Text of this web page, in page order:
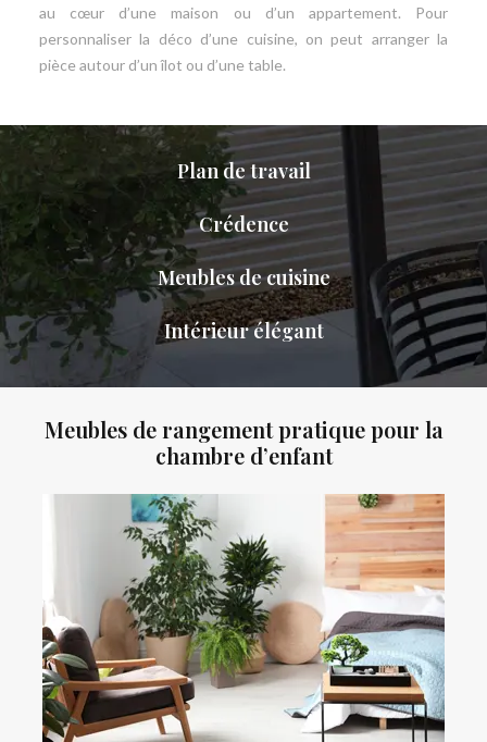
au cœur d’une maison ou d’un appartement. Pour
personnaliser la déco d’une cuisine, on peut arranger la
pièce autour d’un îlot ou d’une table.
Plan de travail
Crédence
Meubles de cuisine
Intérieur élégant
Meubles de rangement pratique pour la
chambre d’enfant